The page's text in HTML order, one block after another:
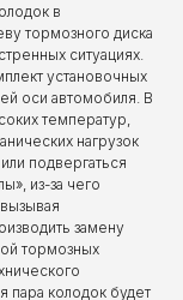
в
тормозного диска
ситуациях.
установочных
оси автомобиля. В
температур,
нагрузок
подвергаться
из-за чего
замену
тормозных
пара колодок будет